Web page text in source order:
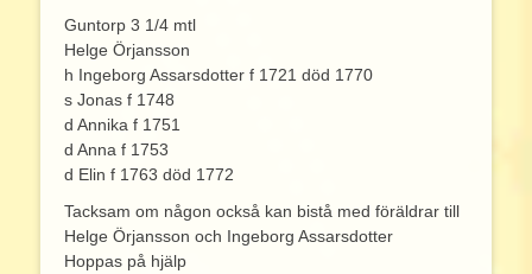
Guntorp 3 1/4 mtl
Helge Örjansson
h Ingeborg Assarsdotter f 1721 död 1770
s Jonas f 1748
d Annika f 1751
d Anna f 1753
d Elin f 1763 död 1772
Tacksam om någon också kan bistå med föräldrar till
Helge Örjansson och Ingeborg Assarsdotter
Hoppas på hjälp